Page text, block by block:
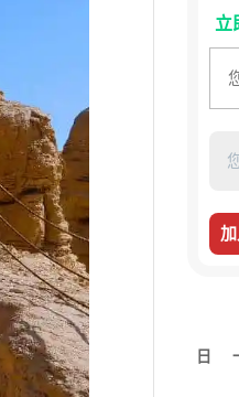
立
日